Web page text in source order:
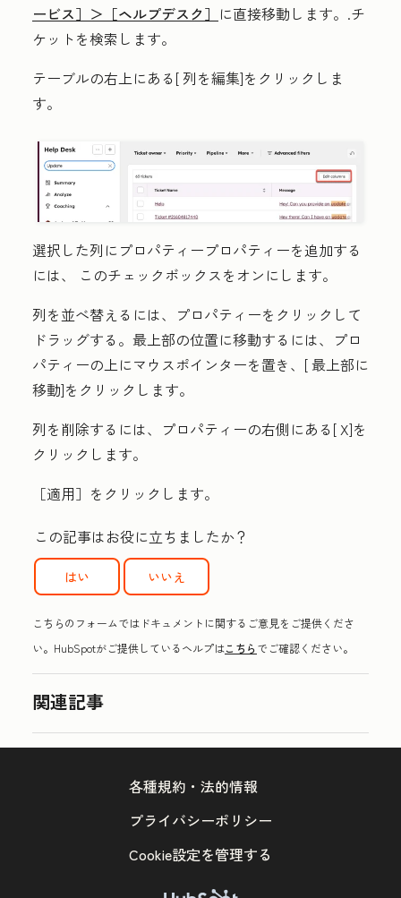
ービス］＞ ［ヘルプデスク］ に直接移動します。.チ
ケットを検索します。
テーブルの右上にある[ 列を編集]をクリックしま
す。
選択した列にプロパティープロパティーを追加する
には、
このチェックボックスをオンにします。
列を並べ替えるには、 プロパティーをクリックして
ドラッグする。最上部の位置に移動するには、プロ
パティーの上にマウスポインターを置き、[最上部に
移動]をクリックします。
列を削除するには、プロパティーの右側にある[X]を
クリックします。
［適用］ をクリックします。
この記事はお役に立ちましたか？
はい いいえ
こちらのフォームではドキュメントに関するご意見をご提供くださ
い。HubSpotがご提供しているヘルプはこちらでご確認ください。
関連記事
各種規約・法的情報
プライバシーポリシー
Cookie設定を管理する